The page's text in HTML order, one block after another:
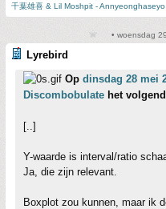
千葉雄喜 & Lil Moshpit - Annyeonghaseyo
• woensdag
Lyrebird
Op dinsdag 28 mei
Discombobulate het
[..]
Y-waarde is interval/ratio
Ja, die zijn relevant.
Boxplot zou kunnen, maar ik